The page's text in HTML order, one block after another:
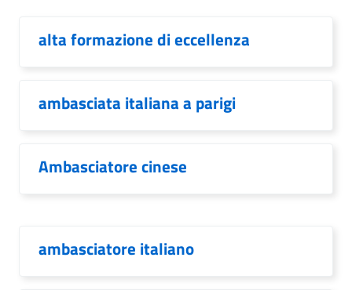
alta formazione di eccellenza
ambasciata italiana a parigi
Ambasciatore cinese
ambasciatore italiano